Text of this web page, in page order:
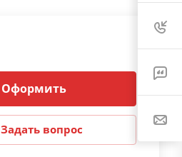
Оформить
Задать вопрос